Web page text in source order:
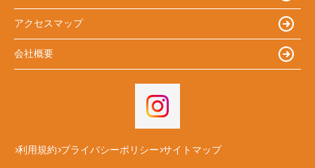
アクセスマップ
会社概要
利用規約 プライバシーポリシー サイトマップ